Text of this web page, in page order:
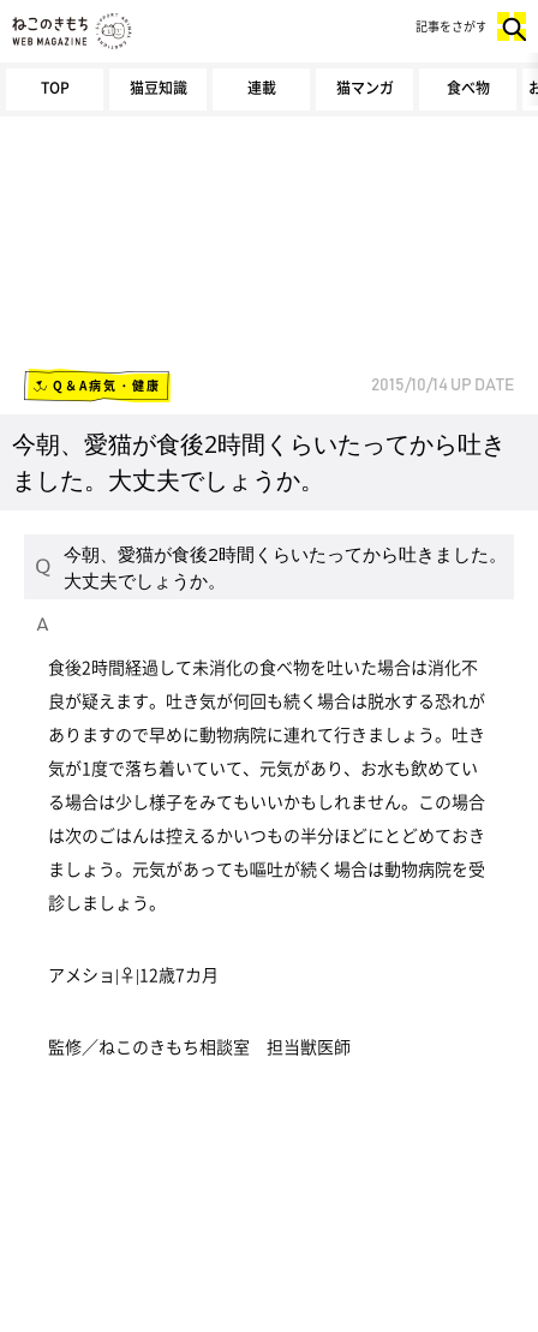
TOP 猫豆知識 連載 猫マンガ 食べ物
記事をさがす
Q＆A病気・健康 2015/10/14 UP DATE
今朝、愛猫が食後2時間くらいたってから吐き
ました。大丈夫でしょうか。
今朝、愛猫が食後2時間くらいたってから吐きました。
大丈夫でしょうか。
食後2時間経過して未消化の食べ物を吐いた場合は消化不
良が疑えます。吐き気が何回も続く場合は脱水する恐れが
ありますので早めに動物病院に連れて行きましょう。吐き
気が1度で落ち着いていて、元気があり、お水も飲めてい
る場合は少し様子をみてもいいかもしれません。この場合
は次のごはんは控えるかいつもの半分ほどにとどめておき
ましょう。元気があっても嘔吐が続く場合は動物病院を受
診しましょう。
アメショ|♀|12歳7カ月
監修／ねこのきもち相談室 担当獣医師